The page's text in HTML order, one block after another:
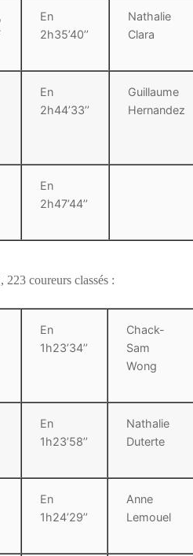
,
En
2h35’40’’
Nathalie
Clara
En
2h44’33’’
Guillaume
Hernandez
En
2h47’44’’
223 coureurs classés :
En
1h23’34’’
Chack-
Sam
Wong
En
1h23’58’’
Nathalie
Duterte
En
1h24’29’’
Anne
Lemouel